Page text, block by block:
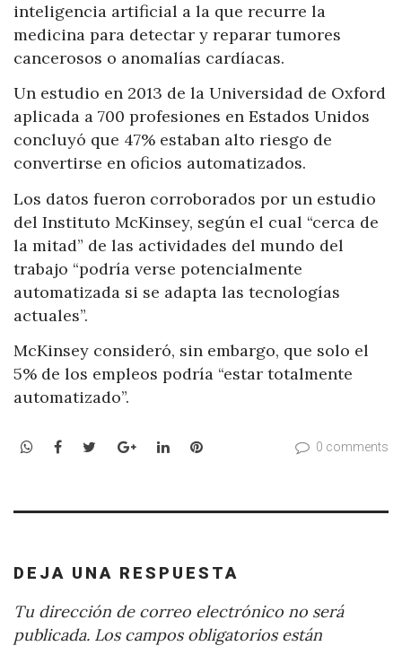
inteligencia artificial a la que recurre la
medicina para detectar y reparar tumores
cancerosos o anomalías cardíacas.
Un estudio en 2013 de la Universidad de Oxford
aplicada a 700 profesiones en Estados Unidos
concluyó que 47% estaban alto riesgo de
convertirse en oficios automatizados.
Los datos fueron corroborados por un estudio
del Instituto McKinsey, según el cual “cerca de
la mitad” de las actividades del mundo del
trabajo “podría verse potencialmente
automatizada si se adapta las tecnologías
actuales”.
McKinsey consideró, sin embargo, que solo el
5% de los empleos podría “estar totalmente
automatizado”.
WhatsApp
Facebook
TwitterGoogle+LinkedInPinterest 0 comments
DEJA UNA RESPUESTA
Tu dirección de correo electrónico no será
publicada. Los campos obligatorios están